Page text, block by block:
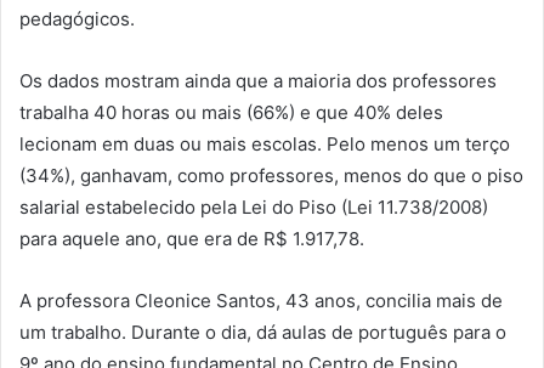
pedagógicos.
Os dados mostram ainda que a maioria dos professores
trabalha 40 horas ou mais (66%) e que 40% deles
lecionam em duas ou mais escolas. Pelo menos um terço
(34%), ganhavam, como professores, menos do que o piso
salarial estabelecido pela Lei do Piso (Lei 11.738/2008)
para aquele ano, que era de R$ 1.917,78.
A professora Cleonice Santos, 43 anos, concilia mais de
um trabalho. Durante o dia, dá aulas de português para o
9º ano do ensino fundamental no Centro de Ensino